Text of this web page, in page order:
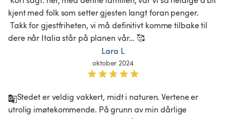
kjent med folk som setter gjesten langt foran penger.
dere når Italia står på planen vår... 🥰
Lara L
oktober 2024
Stedet er veldig vakkert, midt i naturen. Vertene er
utrolig imøtekommende. På grunn av min dårlige